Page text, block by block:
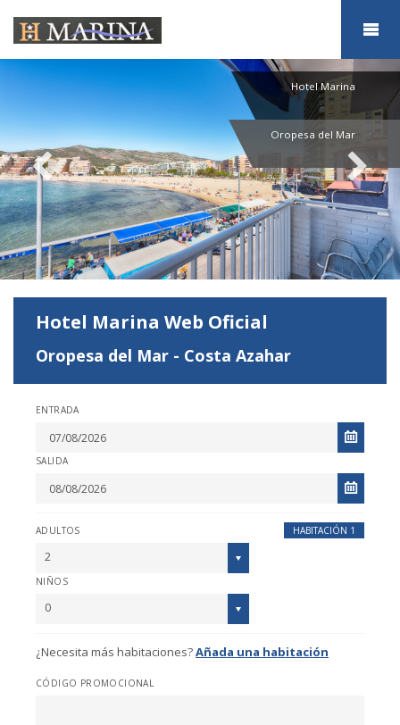
Hotel Marina
Oropesa del Mar
Hotel Marina Web Oficial
Oropesa del Mar - Costa Azahar
ENTRADA
SALIDA
HABITACIÓN 1
ADULTOS
2
NIÑOS
0
¿Necesita más habitaciones?Añada una habitación
CÓDIGO PROMOCIONAL